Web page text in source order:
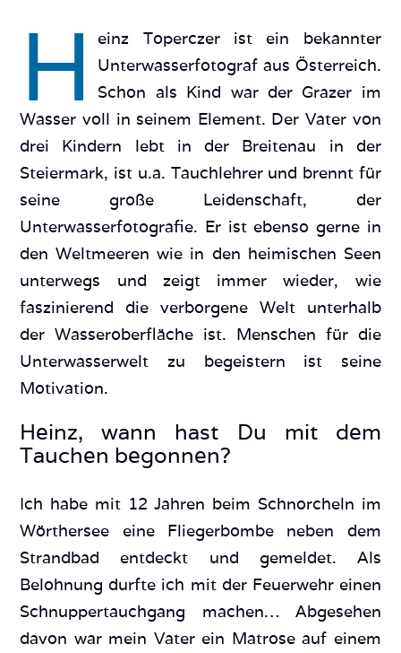
H
einz Toperczer ist ein bekannter
Unterwasserfotograf aus Österreich.
Schon als Kind war der Grazer im
Wasser voll in seinem Element. Der Vater von
drei Kindern lebt in der Breitenau in der
Steiermark, ist u.a. Tauchlehrer und brennt für
seine große Leidenschaft, der
Unterwasserfotografie. Er ist ebenso gerne in
den Weltmeeren wie in den heimischen Seen
unterwegs und zeigt immer wieder, wie
faszinierend die verborgene Welt unterhalb
der Wasseroberfläche ist. Menschen für die
Unterwasserwelt zu begeistern ist seine
Motivation.
Heinz, wann hast Du mit dem
Tauchen begonnen?
Ich habe mit 12 Jahren beim Schnorcheln im
Wörthersee eine Fliegerbombe neben dem
Strandbad entdeckt und gemeldet. Als
Belohnung durfte ich mit der Feuerwehr einen
Schnuppertauchgang machen… Abgesehen
davon war mein Vater ein Matrose auf einem